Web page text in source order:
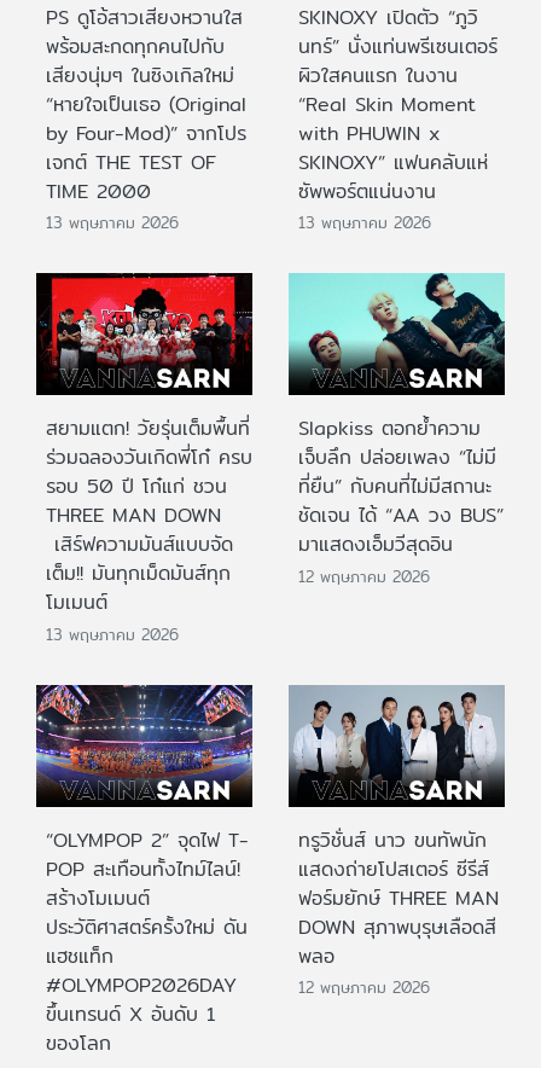
PS ดูโอ้สาวเสียงหวานใส
พร้อมสะกดทุกคนไปกับ
เสียงนุ่มๆ ในซิงเกิลใหม่
“หายใจเป็นเธอ (Original
by Four-Mod)” จากโปร
เจกต์ THE TEST OF
TIME 2000
13 พฤษภาคม 2026
SKINOXY เปิดตัว “ภูวิ
นทร์” นั่งแท่นพรีเซนเตอร์
ผิวใสคนแรก ในงาน
“Real Skin Moment
with PHUWIN x
SKINOXY” แฟนคลับแห่
ซัพพอร์ตแน่นงาน
13 พฤษภาคม 2026
สยามแตก! วัยรุ่นเต็มพื้นที่
ร่วมฉลองวันเกิดพี่โก๋ ครบ
รอบ 50 ปี โก๋แก่ ชวน
THREE MAN DOWN
เสิร์ฟความมันส์แบบจัด
เต็ม!! มันทุกเม็ดมันส์ทุก
โมเมนต์
13 พฤษภาคม 2026
Slapkiss ตอกย้ำความ
เจ็บลึก ปล่อยเพลง “ไม่มี
ที่ยืน” กับคนที่ไม่มีสถานะ
ชัดเจน ได้ “AA วง BUS”
มาแสดงเอ็มวีสุดอิน
12 พฤษภาคม 2026
“OLYMPOP 2” จุดไฟ T-
POP สะเทือนทั้งไทม์ไลน์!
สร้างโมเมนต์
ประวัติศาสตร์ครั้งใหม่ ดัน
แฮชแท็ก
#OLYMPOP2026DAY
ขึ้นเทรนด์ X อันดับ 1
ของโลก
ทรูวิชั่นส์ นาว ขนทัพนัก
แสดงถ่ายโปสเตอร์ ซีรีส์
ฟอร์มยักษ์ THREE MAN
DOWN สุภาพบุรุษเลือดสี
พลอ
12 พฤษภาคม 2026